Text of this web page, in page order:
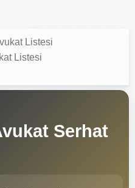
Listesi
Listesi
Serhat